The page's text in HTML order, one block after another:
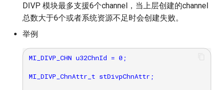
DIVP 模块最多支援6个channel，当上层创建的channel
总数大于6个或者系统资源不足时会创建失败。
举例
MI_DIVP_CHN u32ChnId = 0;
MI_DIVP_ChnAttr_t stDivpChnAttr;